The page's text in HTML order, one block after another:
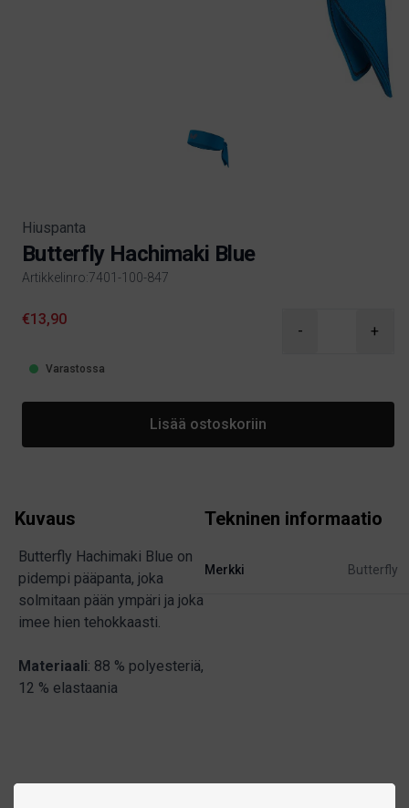
Hiuspanta
Butterfly Hachimaki Blue
Artikkelinro:7401-100-847
Product information
€13,90
- +
Varastossa
Lisää ostoskoriin
Kuvaus
Butterfly Hachimaki Blue on
pidempi pääpanta, joka
solmitaan pään ympäri ja joka
imee hien tehokkaasti.
Materiaali: 88 % polyesteriä,
12 % elastaania
Tekninen informaatio
Merkki Butterfly